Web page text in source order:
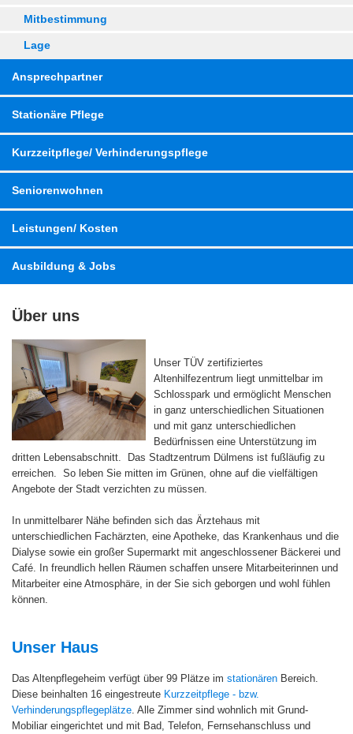
Mitbestimmung
Lage
Ansprechpartner
Stationäre Pflege
Kurzzeitpflege/ Verhinderungspflege
Seniorenwohnen
Leistungen/ Kosten
Ausbildung & Jobs
Über uns
Unser TÜV zertifiziertes
Altenhilfezentrum liegt unmittelbar im
Schlosspark und ermöglicht Menschen
in ganz unterschiedlichen Situationen
und mit ganz unterschiedlichen
Bedürfnissen eine Unterstützung im
dritten Lebensabschnitt. Das Stadtzentrum Dülmens ist fußläufig zu
erreichen. So leben Sie mitten im Grünen, ohne auf die vielfältigen
Angebote der Stadt verzichten zu müssen.
In unmittelbarer Nähe befinden sich das Ärztehaus mit
unterschiedlichen Fachärzten, eine Apotheke, das Krankenhaus und die
Dialyse sowie ein großer Supermarkt mit angeschlossener Bäckerei und
Café. In freundlich hellen Räumen schaffen unsere Mitarbeiterinnen und
Mitarbeiter eine Atmosphäre, in der Sie sich geborgen und wohl fühlen
können.
Unser Haus
Das Altenpflegeheim verfügt über 99 Plätze im stationären Bereich.
Diese beinhalten 16 eingestreute Kurzzeitpflege - bzw.
Verhinderungspflegeplätze. Alle Zimmer sind wohnlich mit Grund-
Mobiliar eingerichtet und mit Bad, Telefon, Fernsehanschluss und